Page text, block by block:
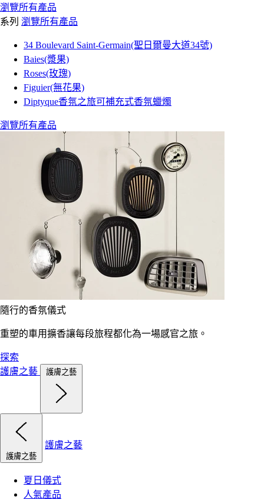
瀏覽所有產品
系列 瀏覽所有產品
34 Boulevard Saint-Germain(聖日爾曼大道34號)
Baies(漿果)
Roses(玫瑰)
Figuier(無花果)
Diptyque香氛之旅可補充式香氛蠟燭
瀏覽所有產品
隨行的香氛儀式
重塑的車用擴香讓每段旅程都化為一場感官之旅。
探索
護膚之藝
護膚之藝
護膚之藝
護膚之藝
夏日儀式
人氣產品